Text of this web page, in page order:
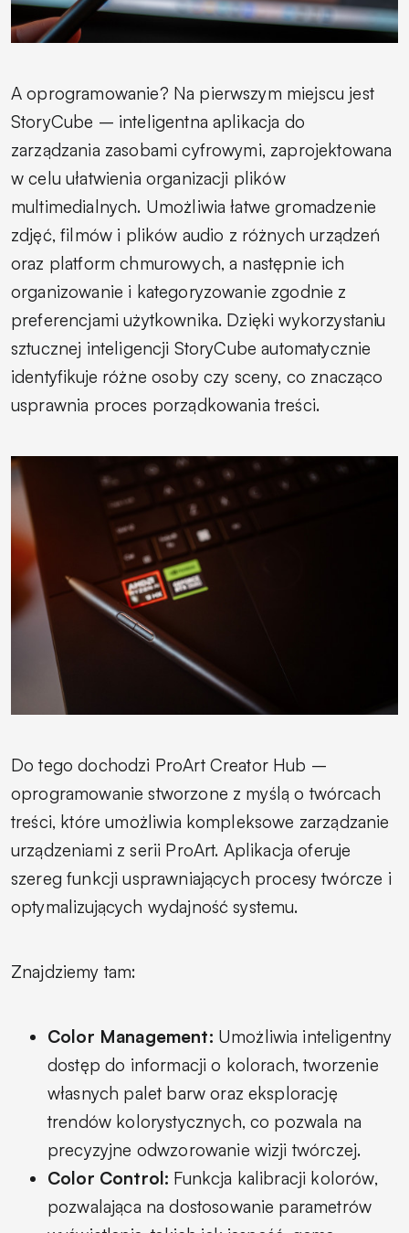
A oprogramowanie? Na pierwszym miejscu jest
StoryCube – inteligentna aplikacja do
zarządzania zasobami cyfrowymi, zaprojektowana
w celu ułatwienia organizacji plików
multimedialnych. Umożliwia łatwe gromadzenie
zdjęć, filmów i plików audio z różnych urządzeń
oraz platform chmurowych, a następnie ich
organizowanie i kategoryzowanie zgodnie z
preferencjami użytkownika. Dzięki wykorzystaniu
sztucznej inteligencji StoryCube automatycznie
identyfikuje różne osoby czy sceny, co znacząco
usprawnia proces porządkowania treści.
Do tego dochodzi ProArt Creator Hub –
oprogramowanie stworzone z myślą o twórcach
treści, które umożliwia kompleksowe zarządzanie
urządzeniami z serii ProArt. Aplikacja oferuje
szereg funkcji usprawniających procesy twórcze i
optymalizujących wydajność systemu.
Znajdziemy tam:
Color Management: Umożliwia inteligentny
dostęp do informacji o kolorach, tworzenie
własnych palet barw oraz eksplorację
trendów kolorystycznych, co pozwala na
precyzyjne odwzorowanie wizji twórczej.
Color Control: Funkcja kalibracji kolorów,
pozwalająca na dostosowanie parametrów